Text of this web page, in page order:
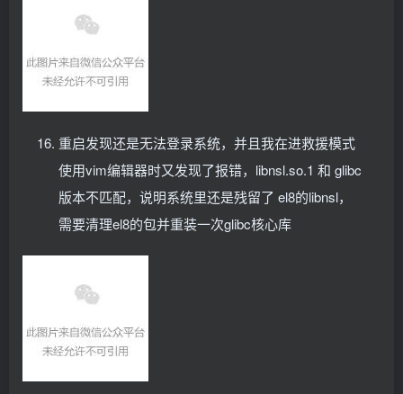
重启发现还是无法登录系统，并且我在进救援模式
使用vim编辑器时又发现了报错，libnsl.so.1 和 glibc
版本不匹配，说明系统里还是残留了 el8的libnsl，
需要清理el8的包并重装一次glibc核心库